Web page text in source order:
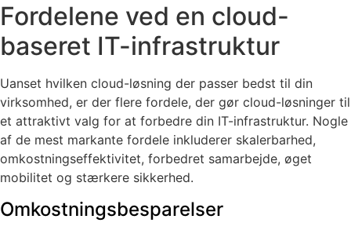
Fordelene ved en cloud-
baseret IT-infrastruktur
Uanset hvilken cloud-løsning der passer bedst til din
virksomhed, er der flere fordele, der gør cloud-løsninger til
et attraktivt valg for at forbedre din IT-infrastruktur. Nogle
af de mest markante fordele inkluderer skalerbarhed,
omkostningseffektivitet, forbedret samarbejde, øget
mobilitet og stærkere sikkerhed.
Omkostningsbesparelser